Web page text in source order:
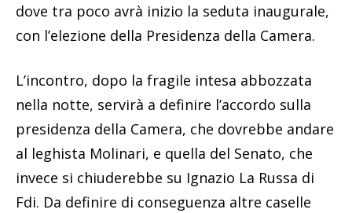
dove tra poco avrà inizio la seduta inaugurale,
con l’elezione della Presidenza della Camera.
L’incontro, dopo la fragile intesa abbozzata
nella notte, servirà a definire l’accordo sulla
presidenza della Camera, che dovrebbe andare
al leghista Molinari, e quella del Senato, che
invece si chiuderebbe su Ignazio La Russa di
Fdi. Da definire di conseguenza altre caselle